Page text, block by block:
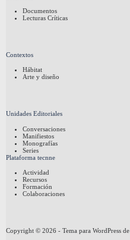
Documentos
Lecturas Críticas
Contextos
Hábitat
Arte y diseño
Unidades Editoriales
Conversaciones
Manifiestos
Monografías
Series
Plataforma tecnne
Actividad
Recursos
Formación
Colaboraciones
Copyright © 2026 - Tema para WordPress de